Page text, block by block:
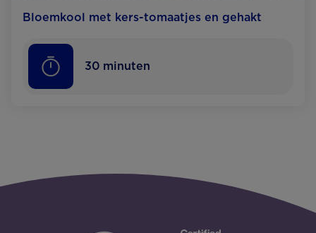
Bloemkool met kers-tomaatjes en gehakt
30 minuten